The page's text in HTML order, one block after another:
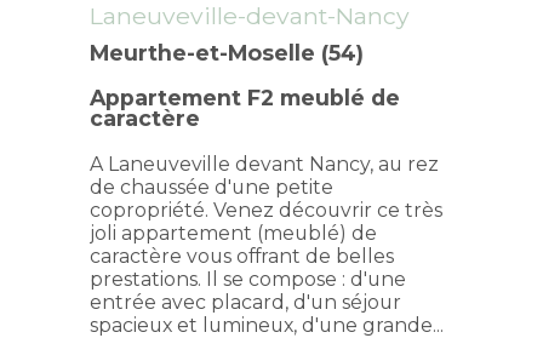
Laneuveville-devant-Nancy
Meurthe-et-Moselle (54)
Appartement F2 meublé de
caractère
A Laneuveville devant Nancy, au rez
de chaussée d'une petite
copropriété. Venez découvrir ce très
joli appartement (meublé) de
caractère vous offrant de belles
prestations. Il se compose : d'une
entrée avec placard, d'un séjour
spacieux et lumineux, d'une grande...